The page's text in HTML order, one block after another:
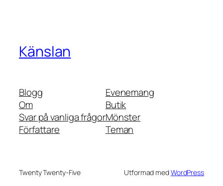
Känslan
Blogg
Om
Svar på vanliga frågor
Författare
Evenemang
Butik
Mönster
Teman
Twenty Twenty-Five Utformad medWordPress